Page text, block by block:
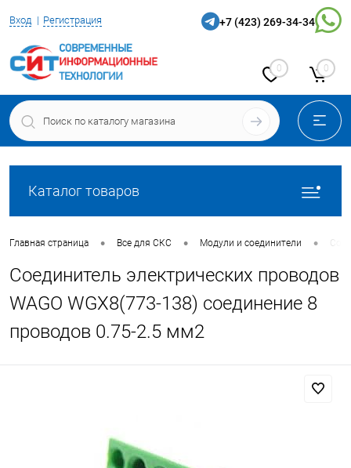
Вход Регистрация +7 (423) 269-34-34
0 0
Каталог товаров
Главная страница • Все для СКС • Модули и соединители •
Соединитель электрических проводов
WAGO WGX8(773-138) соединение 8
проводов 0.75-2.5 мм2